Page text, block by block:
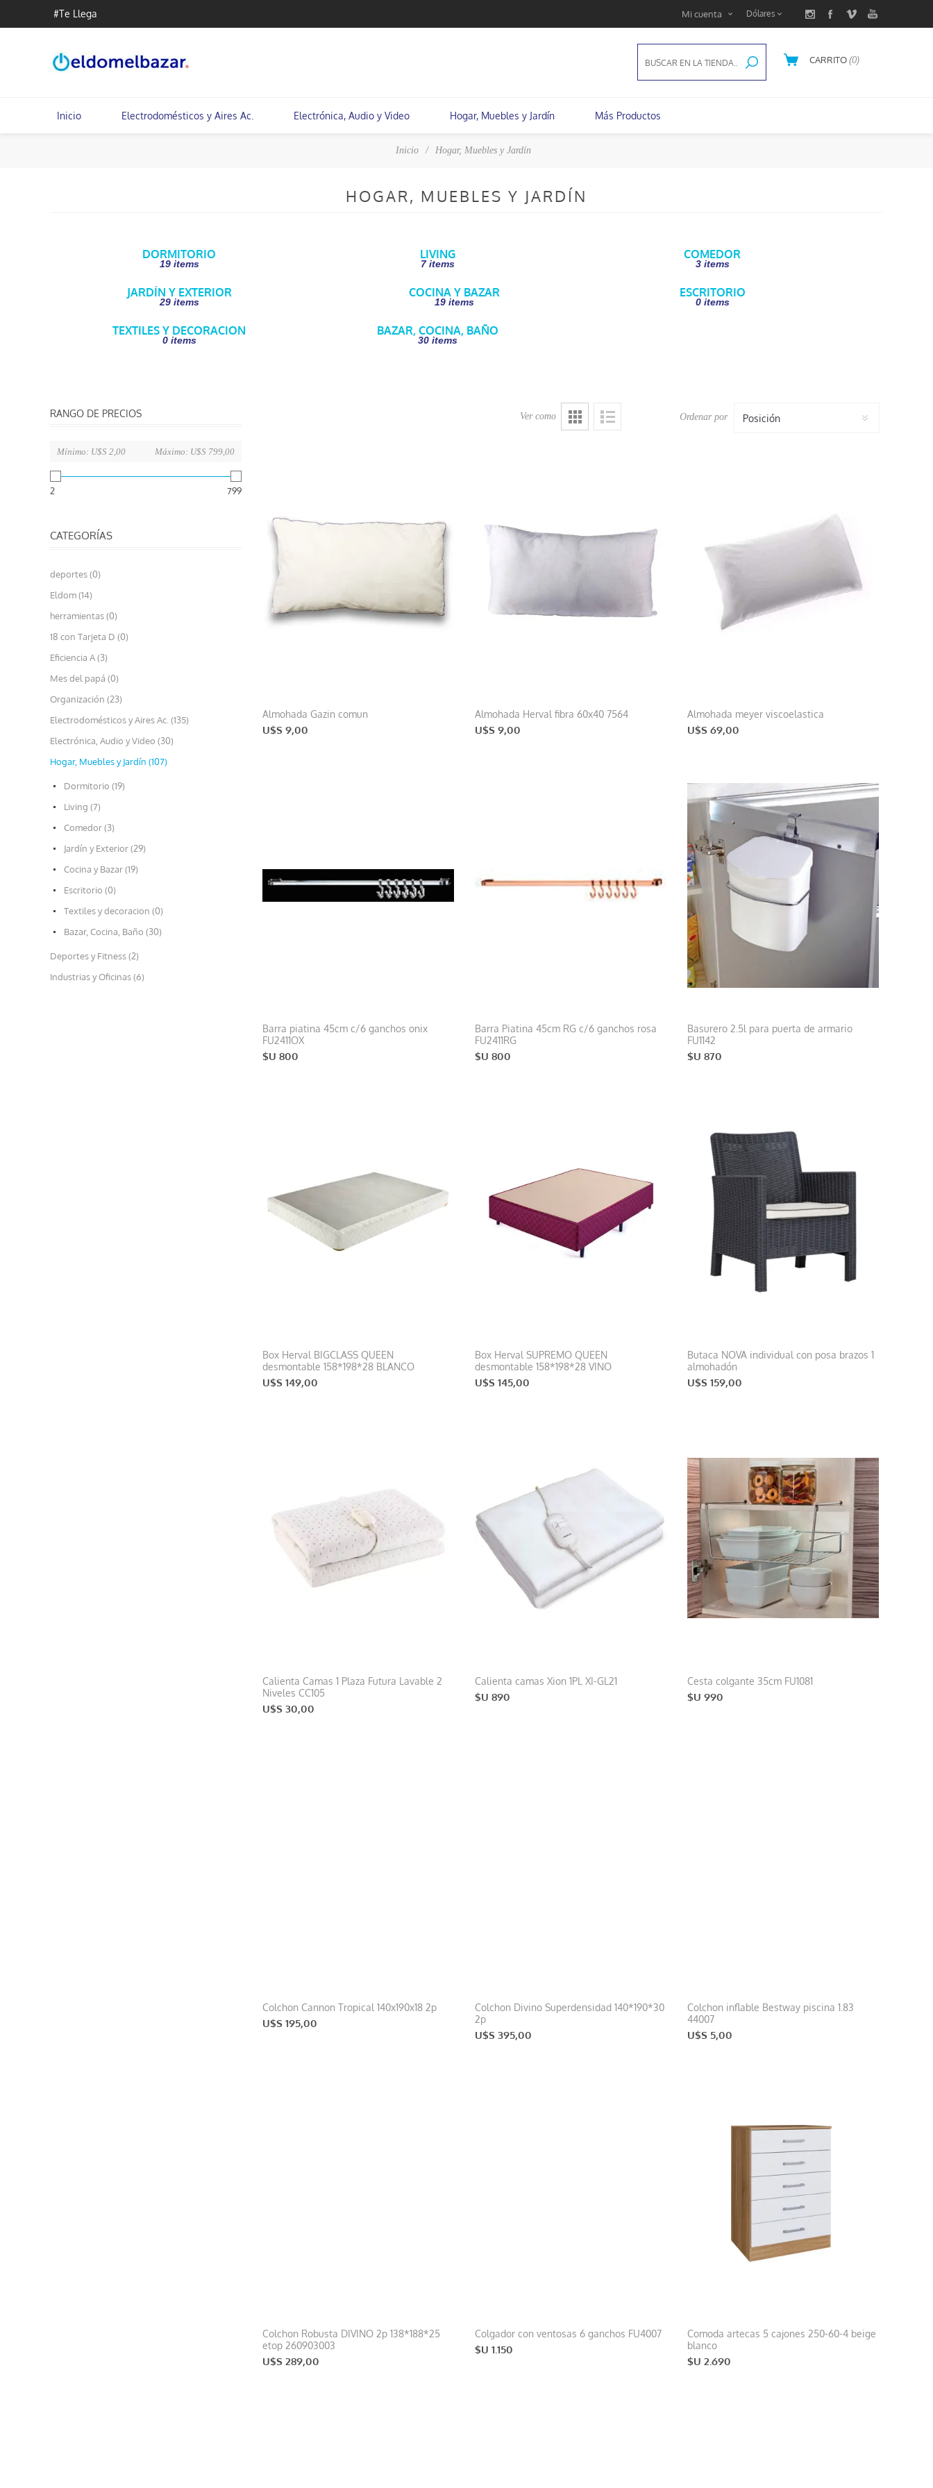
#Te Llega Mi cuenta
CARRITO (0)
Inicio Electrodomésticos y Aires Ac. Electrónica, Audio y Video Hogar, Muebles y Jardín Más Productos
Inicio / Hogar, Muebles y Jardín
DORMITORIO
19 items
LIVING
7 items
COMEDOR
3 items
JARDÍN Y EXTERIOR
29 items
COCINA Y BAZAR
19 items
ESCRITORIO
0 items
TEXTILES Y DECORACION
0 items
BAZAR, COCINA, BAÑO
30 items
HOGAR, MUEBLES Y JARDÍN
Ver como Ordenar por
Almohada Gazin comun
U$S 9,00
Almohada Herval fibra 60x40 7564
U$S 9,00
Almohada meyer viscoelastica
U$S 69,00
Barra piatina 45cm c/6 ganchos onix
FU2411OX
$U 800
Barra Piatina 45cm RG c/6 ganchos rosa
FU2411RG
$U 800
Basurero 2.5l para puerta de armario
FU1142
$U 870
Box Herval BIGCLASS QUEEN
desmontable 158*198*28 BLANCO
U$S 149,00
Box Herval SUPREMO QUEEN
desmontable 158*198*28 VINO
U$S 145,00
Butaca NOVA individual con posa brazos 1
almohadón
U$S 159,00
Calienta Camas 1 Plaza Futura Lavable 2
Niveles CC105
U$S 30,00
Calienta camas Xion 1PL XI-GL21
$U 890
Cesta colgante 35cm FU1081
$U 990
Colchon Cannon Tropical 140x190x18 2p
U$S 195,00
Colchon Divino Superdensidad 140*190*30
2p
U$S 395,00
Colchon inflable Bestway piscina 1.83
44007
U$S 5,00
Colchon Robusta DIVINO 2p 138*188*25
etop 260903003
U$S 289,00
Colgador con ventosas 6 ganchos FU4007
$U 1.150
Comoda artecas 5 cajones 250-60-4 beige
blanco
$U 2.690
RANGO DE PRECIOS
Mínimo: U$S 2,00 Máximo: U$S 799,00
2 799
CATEGORÍAS
deportes (0)
Eldom (14)
herramientas (0)
18 con Tarjeta D (0)
Eficiencia A (3)
Mes del papá (0)
Organización (23)
Electrodomésticos y Aires Ac. (135)
Electrónica, Audio y Video (30)
Hogar, Muebles y Jardín (107)
Dormitorio (19)
Living (7)
Comedor (3)
Jardín y Exterior (29)
Cocina y Bazar (19)
Escritorio (0)
Textiles y decoracion (0)
Bazar, Cocina, Baño (30)
Deportes y Fitness (2)
Industrias y Oficinas (6)